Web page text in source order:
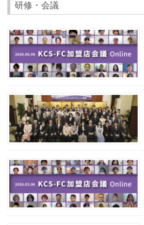
研修・会議